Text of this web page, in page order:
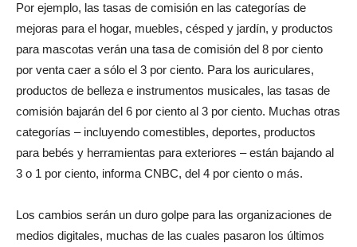
Por ejemplo, las tasas de comisión en las categorías de
mejoras para el hogar, muebles, césped y jardín, y productos
para mascotas verán una tasa de comisión del 8 por ciento
por venta caer a sólo el 3 por ciento. Para los auriculares,
productos de belleza e instrumentos musicales, las tasas de
comisión bajarán del 6 por ciento al 3 por ciento. Muchas otras
categorías – incluyendo comestibles, deportes, productos
para bebés y herramientas para exteriores – están bajando al
3 o 1 por ciento, informa CNBC, del 4 por ciento o más.
Los cambios serán un duro golpe para las organizaciones de
medios digitales, muchas de las cuales pasaron los últimos